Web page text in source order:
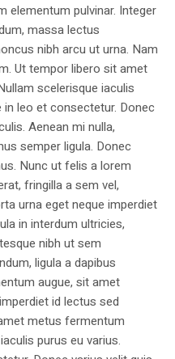
elementum pulvinar. Integer
massa lectus
nibh arcu ut urna. Nam
Ut tempor libero sit amet
scelerisque iaculis
leo et consectetur. Donec
Aenean mi nulla,
semper ligula. Donec
Nunc ut felis a lorem
fringilla a sem vel,
urna eget neque imperdiet
in interdum ultricies,
nibh ut sem
ligula a dapibus
augue, sit amet
id lectus sed
metus fermentum
purus eu varius.